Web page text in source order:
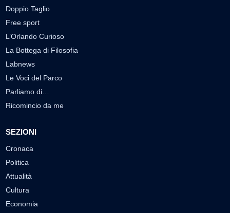
Doppio Taglio
Free sport
L’Orlando Curioso
La Bottega di Filosofia
Labnews
Le Voci del Parco
Parliamo di…
Ricomincio da me
SEZIONI
Cronaca
Politica
Attualità
Cultura
Economia